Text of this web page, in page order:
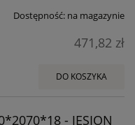
Dostępność: na magazynie
471,82 zł
DO KOSZYKA
- JESION